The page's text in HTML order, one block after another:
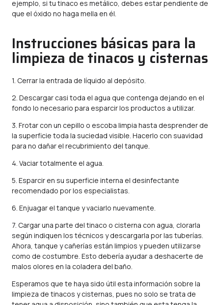
ejemplo, si tu tinaco es metálico, debes estar pendiente de
que el óxido no haga mella en él.
Instrucciones básicas para la
limpieza de tinacos y cisternas
1. Cerrar la entrada de líquido al depósito.
2. Descargar casi toda el agua que contenga dejando en el
fondo lo necesario para esparcir los productos a utilizar.
3. Frotar con un cepillo o escoba limpia hasta desprender de
la superficie toda la suciedad visible. Hacerlo con suavidad
para no dañar el recubrimiento del tanque.
4. Vaciar totalmente el agua.
5. Esparcir en su superficie interna el desinfectante
recomendado por los especialistas.
6. Enjuagar el tanque y vaciarlo nuevamente.
7. Cargar una parte del tinaco o cisterna con agua, clorarla
según indiquen los técnicos y descargarla por las tuberías.
Ahora, tanque y cañerías están limpios y pueden utilizarse
como de costumbre. Esto debería ayudar a deshacerte de
malos olores en la coladera del baño.
Esperamos que te haya sido útil esta información sobre la
limpieza de tinacos y cisternas, pues no solo se trata de